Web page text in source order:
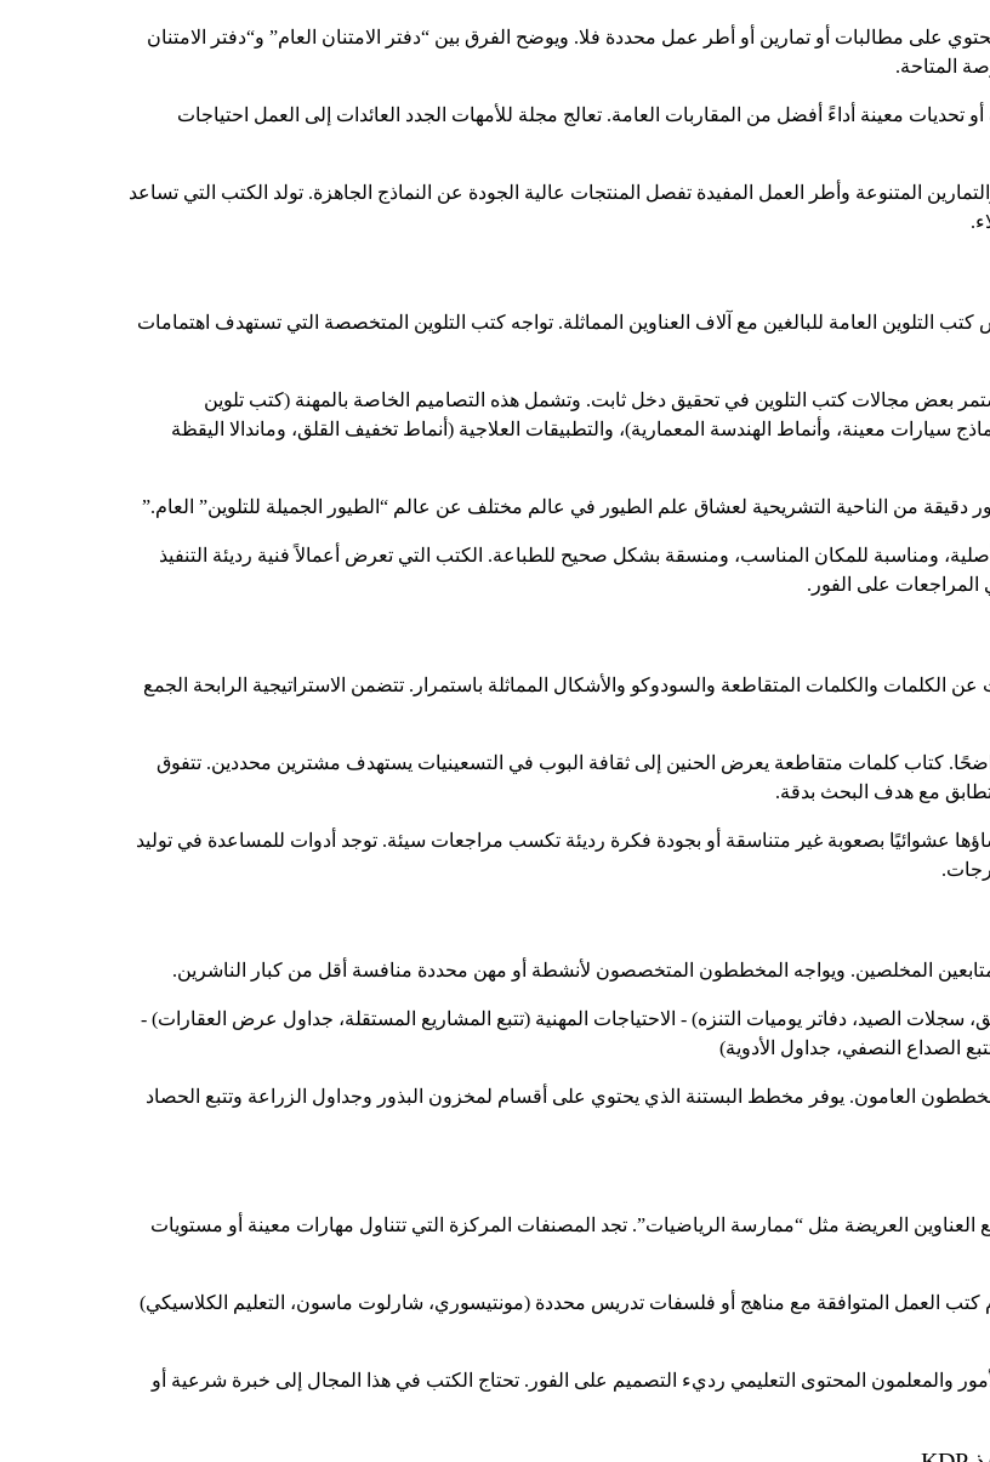
على مطالبات أو تمارين أو أطر عمل محددة فلا. ويوضح الفرق بين “دفتر الامتنان العام” و“دفتر الامتنان
المتاحة.
معينة أداءً أفضل من المقاربات العامة. تعالج مجلة للأمهات الجدد العائدات إلى العمل احتياجات
المتنوعة وأطر العمل المفيدة تفصل المنتجات عالية الجودة عن النماذج الجاهزة. تولد الكتب التي تساعد
التلوين العامة للبالغين مع آلاف العناوين المماثلة. تواجه كتب التلوين المتخصصة التي تستهدف اهتمامات
بعض مجالات كتب التلوين في تحقيق دخل ثابت. وتشمل هذه التصاميم الخاصة بالمهنة (كتب تلوين
سيارات معينة، وأنماط الهندسة المعمارية)، والتطبيقات العلاجية (أنماط تخفيف القلق، وماندالا اليقظة
دقيقة من الناحية التشريحية لعشاق علم الطيور في عالم مختلف عن عالم “الطيور الجميلة للتلوين” العام.”
ومناسبة للمكان المناسب، ومنسقة بشكل صحيح للطباعة. الكتب التي تعرض أعمالاً فنية رديئة التنفيذ
المراجعات على الفور.
الكلمات والكلمات المتقاطعة والسودوكو والأشكال المماثلة باستمرار. تتضمن الاستراتيجية الرابحة الجمع
كتاب كلمات متقاطعة يعرض الحنين إلى ثقافة البوب في التسعينيات يستهدف مشترين محددين. تتفوق
مع هدف البحث بدقة.
عشوائيًا بصعوبة غير متناسقة أو بجودة فكرة رديئة تكسب مراجعات سيئة. توجد أدوات للمساعدة في توليد
المخلصين. ويواجه المخططون المتخصصون لأنشطة أو مهن محددة منافسة أقل من كبار الناشرين.
الصيد، دفاتر يوميات التنزه) - الاحتياجات المهنية (تتبع المشاريع المستقلة، جداول عرض العقارات) -
الصداع النصفي، جداول الأدوية)
العامون. يوفر مخطط البستنة الذي يحتوي على أقسام لمخزون البذور وجداول الزراعة وتتبع الحصاد
العناوين العريضة مثل “ممارسة الرياضيات”. تجد المصنفات المركزة التي تتناول مهارات معينة أو مستويات
العمل المتوافقة مع مناهج أو فلسفات تدريس محددة (مونتيسوري، شارلوت ماسون، التعليم الكلاسيكي)
والمعلمون المحتوى التعليمي رديء التصميم على الفور. تحتاج الكتب في هذا المجال إلى خبرة شرعية أو